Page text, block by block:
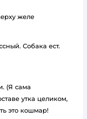
желе
Собака ест.
(Я сама
утка целиком,
это кошмар!